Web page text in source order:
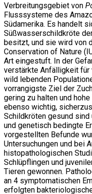
Verbreitungsgebiet von
Flusssysteme des
Südamerika. Es handelt
Süßwasserschildkröte
besitzt, und sie wird von
Conservation of Nature
Art eingestuft. In der
verstärkte Anfälligkeit für
wild lebenden
vorrangigste Ziel der
gering zu halten und
ebenso wichtig,
Schildkröten gesund
und genetisch bedingte
vorgestellten Befunde
Untersuchungen und bei
histopathologischen
Schlüpflingen und
Tieren gewonnen.
an 4 symptomatischen
erfolgten